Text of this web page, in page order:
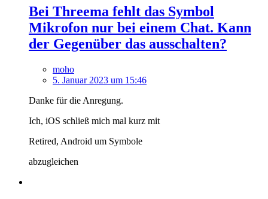
Bei Threema fehlt das Symbol
Mikrofon nur bei einem Chat. Kann
der Gegenüber das ausschalten?
moho
5. Januar 2023 um 15:46
Danke für die Anregung.
Ich, iOS schließ mich mal kurz mit
Retired, Android um Symbole
abzugleichen